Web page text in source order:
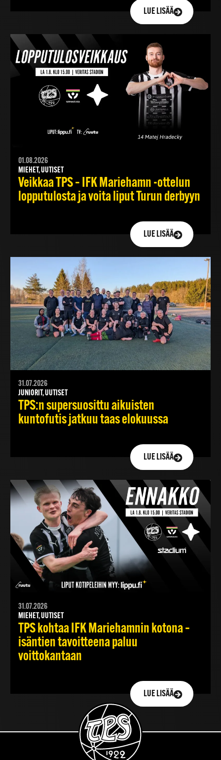
LUE LISÄÄ
01.08.2026
MIEHET, UUTISET
Veikkaa TPS – IFK Mariehamn -ottelun
lopputulosta ja voita liput Turun derbyyn
LUE LISÄÄ
31.07.2026
JUNIORIT, UUTISET
TPS:n supersuosittu aikuisten
kuntofutis jatkuu taas elokuussa
LUE LISÄÄ
31.07.2026
MIEHET, UUTISET
TPS kohtaa IFK Mariehamnin kotona –
isäntien tavoitteena paluu
voittokantaan
LUE LISÄÄ